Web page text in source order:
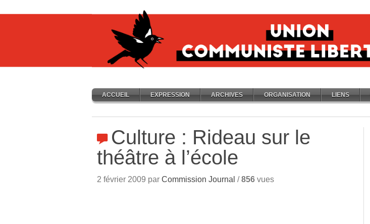
ACCUEIL EXPRESSION ARCHIVES ORGANISATION LIENS
Culture : Rideau sur le
théâtre à l’école
2 février 2009 par Commission Journal /856 vues